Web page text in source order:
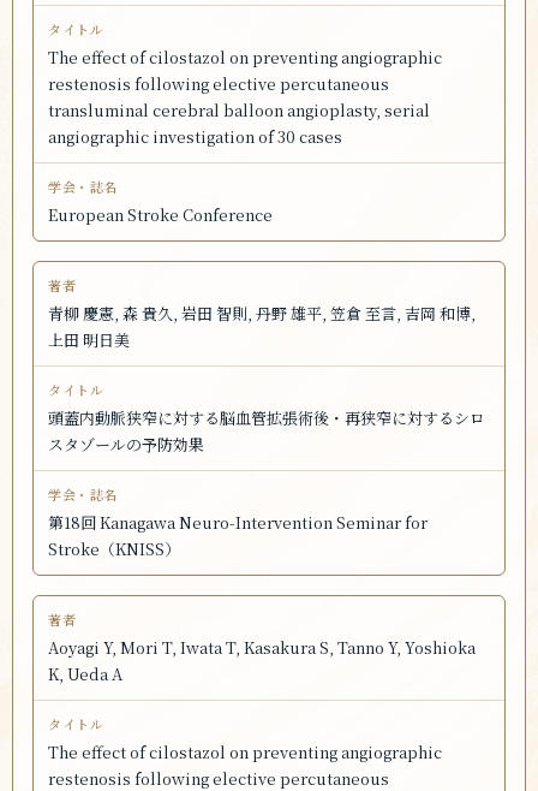
The effect of cilostazol on preventing angiographic
restenosis following elective percutaneous
transluminal cerebral balloon angioplasty, serial
angiographic investigation of 30 cases
European Stroke Conference
青柳 慶憲, 森 貴久, 岩田 智則, 丹野 雄平, 笠倉 至言, 吉岡 和博,
上田 明日美
頭蓋内動脈狭窄に対する脳血管拡張術後・再狭窄に対するシロ
スタゾールの予防効果
第18回 Kanagawa Neuro-Intervention Seminar for
Stroke（KNISS）
Aoyagi Y, Mori T, Iwata T, Kasakura S, Tanno Y, Yoshioka
K, Ueda A
The effect of cilostazol on preventing angiographic
restenosis following elective percutaneous